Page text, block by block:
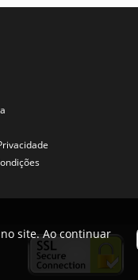
site. Ao continuar